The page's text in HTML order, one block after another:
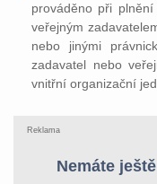
prováděno při
veřejným
nebo jinými
zadavatel nebo
vnitřní organizační
Reklama
Nemáte